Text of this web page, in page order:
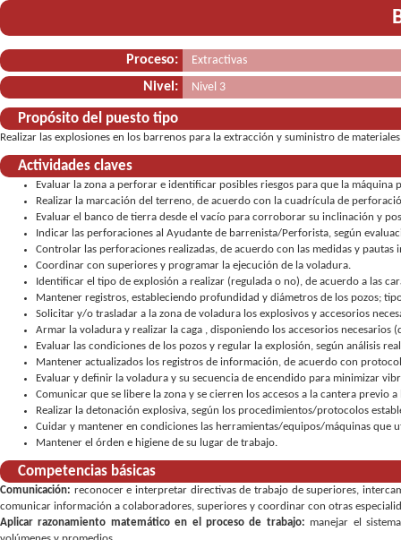
Proceso: Extractivas
Nivel: Nivel 3
Propósito del puesto tipo
Realizar las explosiones en los barrenos para la extracción y suministro de
Actividades claves
Evaluar la zona a perforar e identificar posibles riesgos para que la
Realizar la marcación del terreno, de acuerdo con la cuadrícula de
Evaluar el banco de tierra desde el vacío para corroborar su inclinación y
Indicar las perforaciones al Ayudante de barrenista/Perforista, según
Controlar las perforaciones realizadas, de acuerdo con las medidas y pautas
Coordinar con superiores y programar la ejecución de la voladura.
Identificar el tipo de explosión a realizar (regulada o no), de acuerdo a las
Mantener registros, estableciendo profundidad y diámetros de los pozos;
Solicitar y/o trasladar a la zona de voladura los explosivos y accesorios
Armar la voladura y realizar la caga , disponiendo los accesorios
Evaluar las condiciones de los pozos y regular la explosión, según análisis
Mantener actualizados los registros de información, de acuerdo con
Evaluar y definir la voladura y su secuencia de encendido para minimizar
Comunicar que se libere la zona y se cierren los accesos a la cantera previo
Realizar la detonación explosiva, según los procedimientos/protocolos
Cuidar y mantener en condiciones las herramientas/equipos/máquinas que
Mantener el órden e higiene de su lugar de trabajo.
Competencias básicas
Comunicación: reconocer e interpretar directivas de trabajo de superiores,
comunicar información a colaboradores, superiores y coordinar con otras
Aplicar razonamiento matemático en el proceso de trabajo: manejar el